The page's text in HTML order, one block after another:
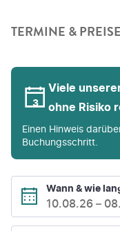
TERMINE & PREISE
Viele
ohne Risiko
Einen Hinweis
Buchungsschritt.
Wann & wie
10.08.26 –